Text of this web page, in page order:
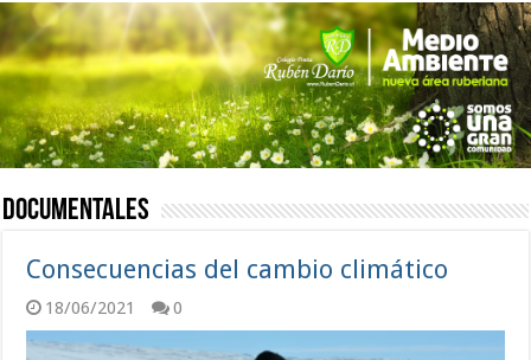
Documentales
Consecuencias del cambio climático
18/06/2021 0